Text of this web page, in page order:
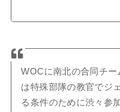
WOCに南北の合同チ
は特殊部隊の教官でジ
る条件のために渋々参